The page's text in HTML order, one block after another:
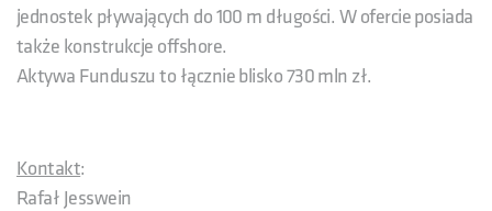
jednostek pływających do 100 m długości. W ofercie posiada
także konstrukcje offshore.
Aktywa Funduszu to łącznie blisko 730 mln zł.
Kontakt:
Rafał Jesswein